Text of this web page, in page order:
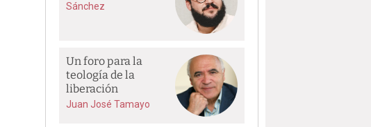
Sánchez
Un foro para la
teología de la
liberación
Juan José Tamayo